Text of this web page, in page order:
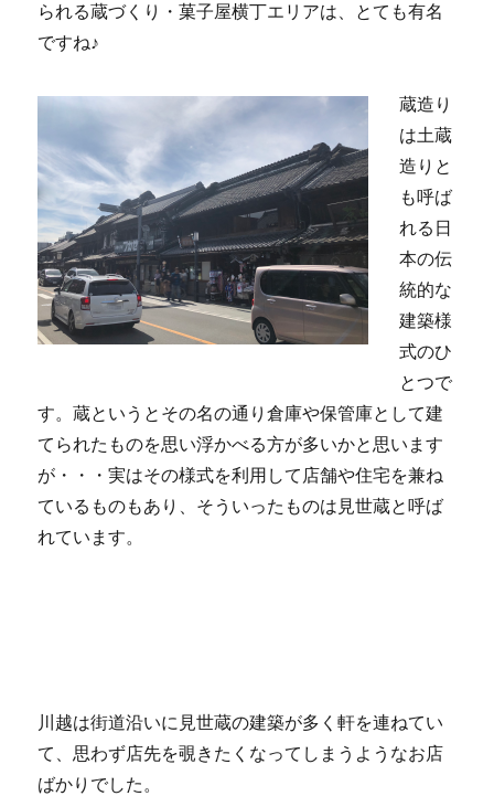
られる蔵づくり・菓子屋横丁エリアは、とても有名
ですね♪
蔵造り
は土蔵
造りと
も呼ば
れる日
本の伝
統的な
建築様
式のひ
とつで
す。蔵というとその名の通り倉庫や保管庫として建
てられたものを思い浮かべる方が多いかと思います
が・・・実はその様式を利用して店舗や住宅を兼ね
ているものもあり、そういったものは見世蔵と呼ば
れています。
川越は街道沿いに見世蔵の建築が多く軒を連ねてい
て、思わず店先を覗きたくなってしまうようなお店
ばかりでした。